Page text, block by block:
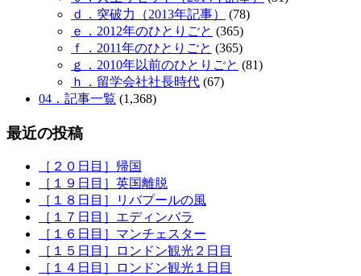
ｄ．突破力（2013年記事）
(78)
ｅ．2012年のひとりごと (365)
ｆ．2011年のひとりごと (365)
ｇ．2010年以前のひとりごと (81)
ｈ．留学会社社長時代 (67)
04．記事一覧 (1,368)
最近の投稿
［２０日目］帰国
［１９日目］英国離脱
［１８日目］リバプールの風
［１７日目］エディンバラ
［１６日目］マンチェスター
［１５日目］ロンドン観光２日目
［１４日目］ロンドン観光１日目